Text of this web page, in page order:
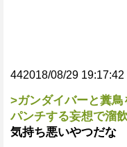
442018/08/29 19:17:42
>ガンダイバーと糞
パンチする妄想で溜
気持ち悪いやつだな